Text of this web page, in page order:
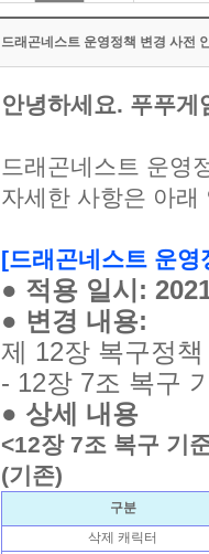
드래곤네스트 운영정책 변경 사전
안녕하세요. 푸푸게
드래곤네스트 운영
자세한 사항은 아
[드래곤네스트 운
● 적용 일시:
● 변경 내용:
제 12장 복구정책
- 12장 7조 복구
● 상세 내용
<12장 7조 복구 기
(기존)
구분
삭제 캐릭터